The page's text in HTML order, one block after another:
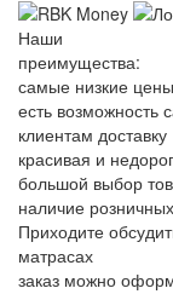
Наши
преимущества:
самые низкие
есть
клиентам доставку
красивая и
большой выбор
наличие
Приходите
матрасах
заказ можно